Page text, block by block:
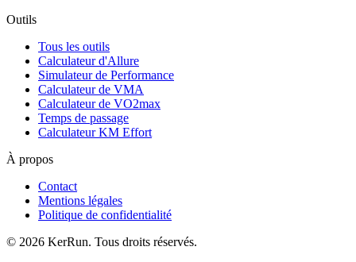
Outils
Tous les outils
Calculateur d'Allure
Simulateur de Performance
Calculateur de VMA
Calculateur de VO2max
Temps de passage
Calculateur KM Effort
À propos
Contact
Mentions légales
Politique de confidentialité
© 2026 KerRun. Tous droits réservés.